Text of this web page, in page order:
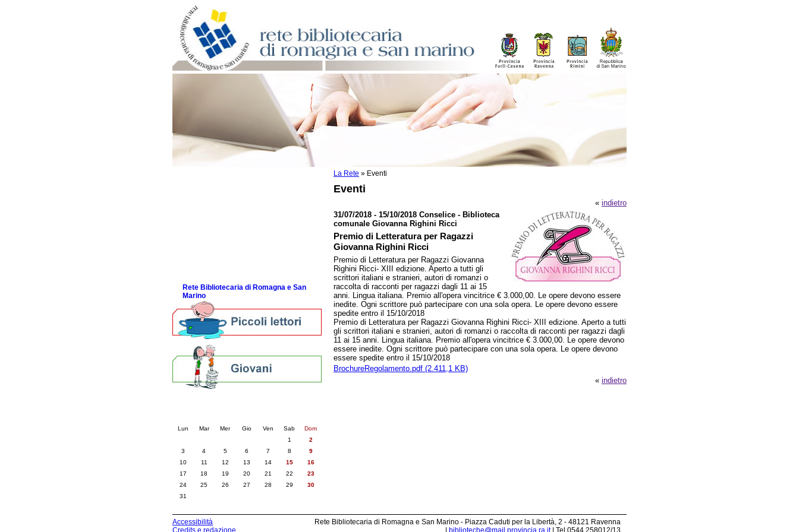
La Rete » Eventi
Eventi
« indietro
31/07/2018 - 15/10/2018 Conselice - Biblioteca
comunale Giovanna Righini Ricci
Premio di Letteratura per Ragazzi
Giovanna Righini Ricci
Premio di Letteratura per Ragazzi Giovanna
Righini Ricci- XIII edizione. Aperto a tutti gli
scrittori italiani e stranieri, autori di romanzi o
raccolta di racconti per ragazzi dagli 11 ai 15
anni. Lingua italiana. Premio all'opera vincitrice € 3.000,00. Le opere devono essere
inedite. Ogni scrittore può partecipare con una sola opera. Le opere devono essere
spedite entro il 15/10/2018
Premio di Letteratura per Ragazzi Giovanna Righini Ricci- XIII edizione. Aperto a tutti
gli scrittori italiani e stranieri, autori di romanzi o raccolta di racconti per ragazzi dagli
11 ai 15 anni. Lingua italiana. Premio all'opera vincitrice € 3.000,00. Le opere devono
essere inedite. Ogni scrittore può partecipare con una sola opera. Le opere devono
essere spedite entro il 15/10/2018
BrochureRegolamento.pdf (2.411,1 KB)
« indietro
Rete Bibliotecaria di Romagna e San
Marino
Lun Mar Mer Gio Ven Sab
Dom
1
2
3
4 5 6 7 8
9
10
11 12 13 14 15
16
17
18 19 20 21 22
23
24
25 26 27 28 29
30
31
Accessibilità
Credits e redazione
Rete Bibliotecaria di Romagna e San Marino - Piazza Caduti per la Libertà, 2 - 48121 Ravenna
biblioteche@mail.provincia.ra.it| Tel 0544.258012/13